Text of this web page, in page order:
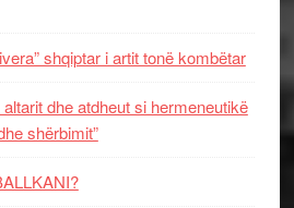
shqiptar i artit tonë kombëtar
dhe atdheut si hermeneutikë
shërbimit”